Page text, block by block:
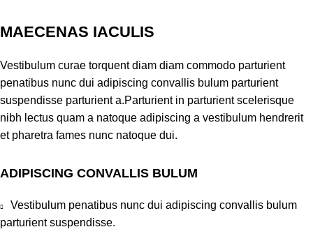
MAECENAS IACULIS
Vestibulum curae torquent diam diam commodo parturient
penatibus nunc dui adipiscing convallis bulum parturient
suspendisse parturient a.Parturient in parturient scelerisque
nibh lectus quam a natoque adipiscing a vestibulum hendrerit
et pharetra fames nunc natoque dui.
ADIPISCING CONVALLIS BULUM
Vestibulum penatibus nunc dui adipiscing convallis bulum
parturient suspendisse.